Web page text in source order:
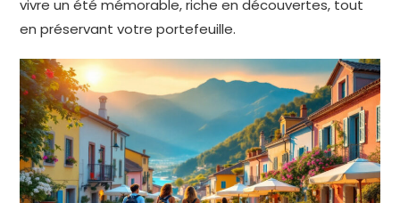
vivre un été mémorable, riche en découvertes, tout
en préservant votre portefeuille.